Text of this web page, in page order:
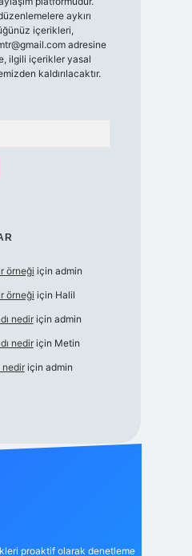
aykırı
içerikleri,
adresine
ilgili içerikler yasal
kaldırılacaktır.
örneği için admin
örneği için Halil
nediriçin admin
nediriçin Metin
nediriçin admin
proaktif olarak denetleme